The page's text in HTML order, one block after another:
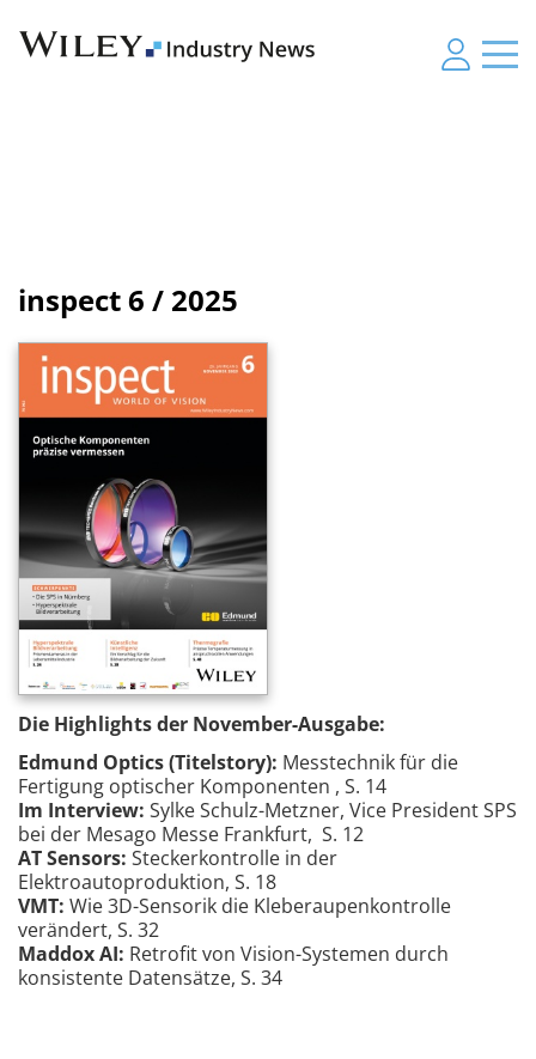
inspect6 / 2025
Die Highlights der November-Ausgabe:
Edmund Optics (Titelstory): Messtechnik für die
Fertigung optischer Komponenten , S. 14
Im Interview: Sylke Schulz-Metzner, Vice President SPS
bei der Mesago Messe Frankfurt, S. 12
AT Sensors: Steckerkontrolle in der
Elektroautoproduktion, S. 18
VMT: Wie 3D-Sensorik die Kleberaupenkontrolle
verändert, S. 32
Maddox AI: Retrofit von Vision-Systemen durch
konsistente Datensätze, S. 34